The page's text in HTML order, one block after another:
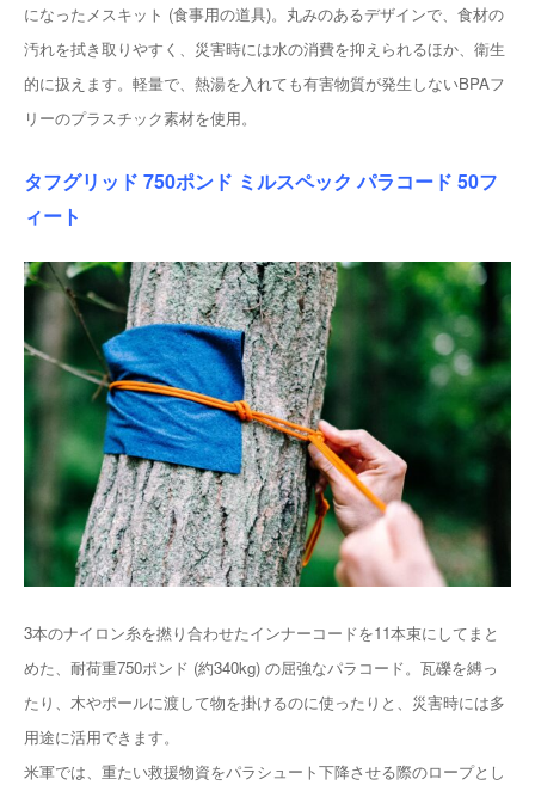
になったメスキット (食事用の道具)。丸みのあるデザインで、食材の
汚れを拭き取りやすく、災害時には水の消費を抑えられるほか、衛生
的に扱えます。軽量で、熱湯を入れても有害物質が発生しないBPAフ
リーのプラスチック素材を使用。
タフグリッド 750ポンド ミルスペック パラコード 50フ
ィート
3本のナイロン糸を撚り合わせたインナーコードを11本束にしてまと
めた、耐荷重750ポンド (約340kg) の屈強なパラコード。瓦礫を縛っ
たり、木やポールに渡して物を掛けるのに使ったりと、災害時には多
用途に活用できます。
米軍では、重たい救援物資をパラシュート下降させる際のロープとし